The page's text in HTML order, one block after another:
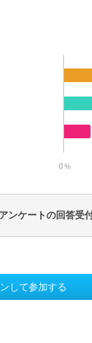
0%
ンケートの回答受
して参加する